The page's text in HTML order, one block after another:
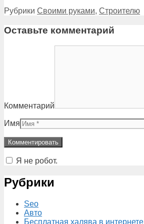
Рубрики Своими руками, Строителю
Оставьте комментарий
Комментарий
Имя
Я не робот.
Рубрики
Seo
Авто
Бесплатная халява в интернете